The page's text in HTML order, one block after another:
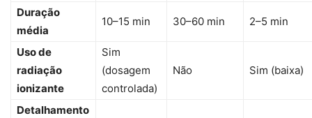
Duração
média
10–15 min 30–60 min 2–5 min
Uso de
radiação
ionizante
Sim
(dosagem
controlada)
Não Sim (baixa)
Detalhamento